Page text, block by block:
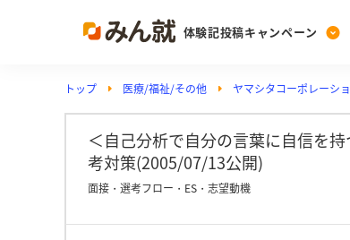
体験記投稿キャンペーン
Post
投稿する
Ranking
ランキングを
PickUp
注目の企業特
トップ 医療/福祉/その他 ヤマシタコーポレーシ
＜自己分析で自分の言葉に自信を
考対策(2005/07/13公開)
面接・選考フロー・ES・志望動機